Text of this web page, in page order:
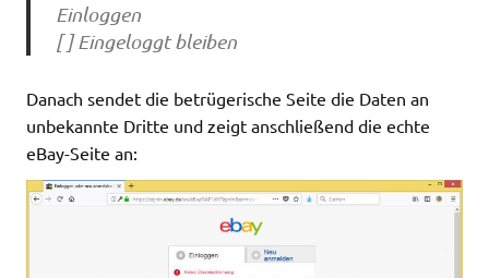
Einloggen
[ ] Eingeloggt bleiben
Danach sendet die betrügerische Seite die Daten an
unbekannte Dritte und zeigt anschließend die echte
eBay-Seite an: